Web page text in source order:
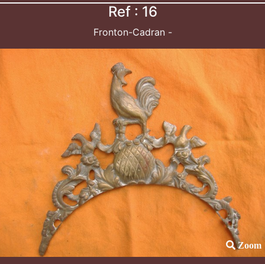
Ref : 16
Fronton-Cadran -
Zoom